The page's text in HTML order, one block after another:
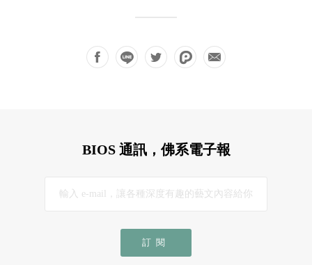
BIOS 通訊，佛系電子報
訂閱